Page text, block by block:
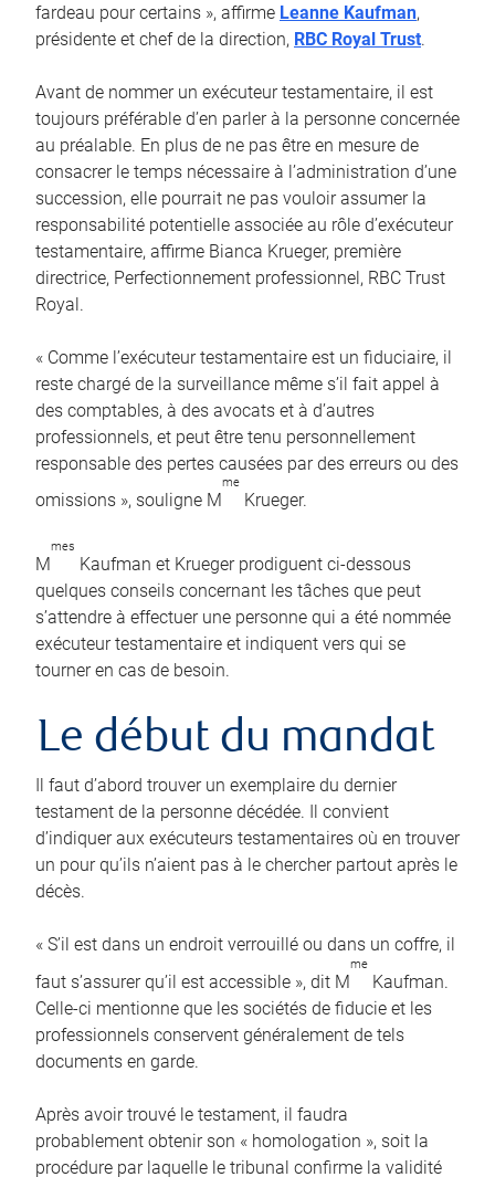
fardeau pour certains », affirme Leanne Kaufman,
présidente et chef de la direction, RBC Royal Trust.
Avant de nommer un exécuteur testamentaire, il est
toujours préférable d’en parler à la personne concernée
au préalable. En plus de ne pas être en mesure de
consacrer le temps nécessaire à l’administration d’une
succession, elle pourrait ne pas vouloir assumer la
responsabilité potentielle associée au rôle d’exécuteur
testamentaire, affirme Bianca Krueger, première
directrice, Perfectionnement professionnel, RBC Trust
Royal.
« Comme l’exécuteur testamentaire est un fiduciaire, il
reste chargé de la surveillance même s’il fait appel à
des comptables, à des avocats et à d’autres
professionnels, et peut être tenu personnellement
responsable des pertes causées par des erreurs ou des
omissions », souligne M
me
Krueger.
M
mes
Kaufman et Krueger prodiguent ci-dessous
quelques conseils concernant les tâches que peut
s’attendre à effectuer une personne qui a été nommée
exécuteur testamentaire et indiquent vers qui se
tourner en cas de besoin.
Le début du mandat
Il faut d’abord trouver un exemplaire du dernier
testament de la personne décédée. Il convient
d’indiquer aux exécuteurs testamentaires où en trouver
un pour qu’ils n’aient pas à le chercher partout après le
décès.
« S’il est dans un endroit verrouillé ou dans un coffre, il
faut s’assurer qu’il est accessible », dit M
me
Kaufman.
Celle-ci mentionne que les sociétés de fiducie et les
professionnels conservent généralement de tels
documents en garde.
Après avoir trouvé le testament, il faudra
probablement obtenir son « homologation », soit la
procédure par laquelle le tribunal confirme la validité